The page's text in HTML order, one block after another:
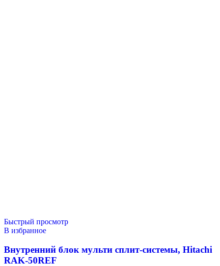
Быстрый просмотр
В избранное
Внутренний блок мульти сплит-системы, Hitachi
RAK-50REF